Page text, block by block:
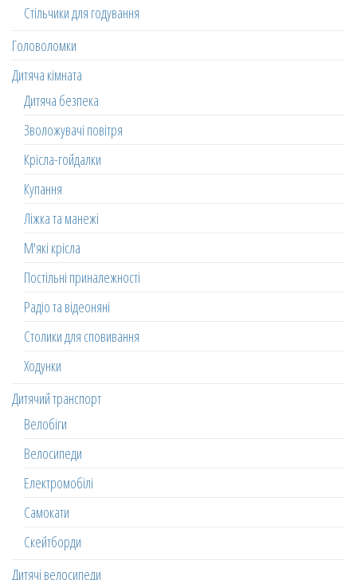
Стільчики для годування
Головоломки
Дитяча кімната
Дитяча безпека
Зволожувачі повітря
Крісла-гойдалки
Купання
Ліжка та манежі
М'які крісла
Постільні приналежності
Радіо та відеоняні
Столики для сповивання
Ходунки
Дитячий транспорт
Велобіги
Велосипеди
Електромобілі
Самокати
Скейтборди
Дитячі велосипеди